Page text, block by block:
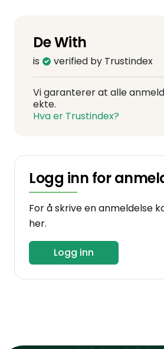
De With
is verified by Trustindex
Vi garanterer at alle
ekte.
Hva er Trustindex?
Logg inn for
For å skrive en anmeldelse
her.
Logg inn